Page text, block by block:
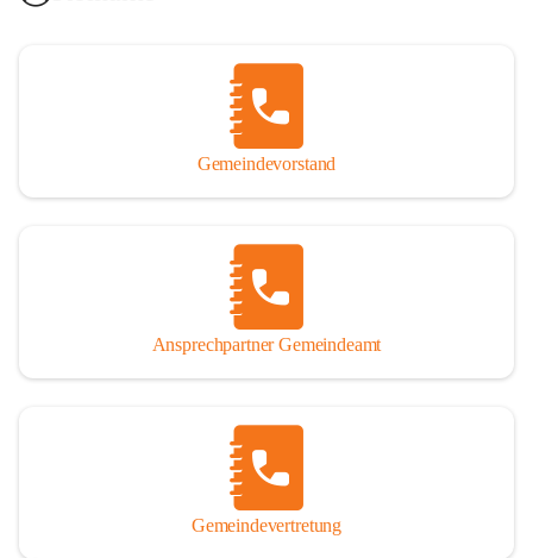
Gemeindevorstand
Ansprechpartner Gemeindeamt
Gemeindevertretung